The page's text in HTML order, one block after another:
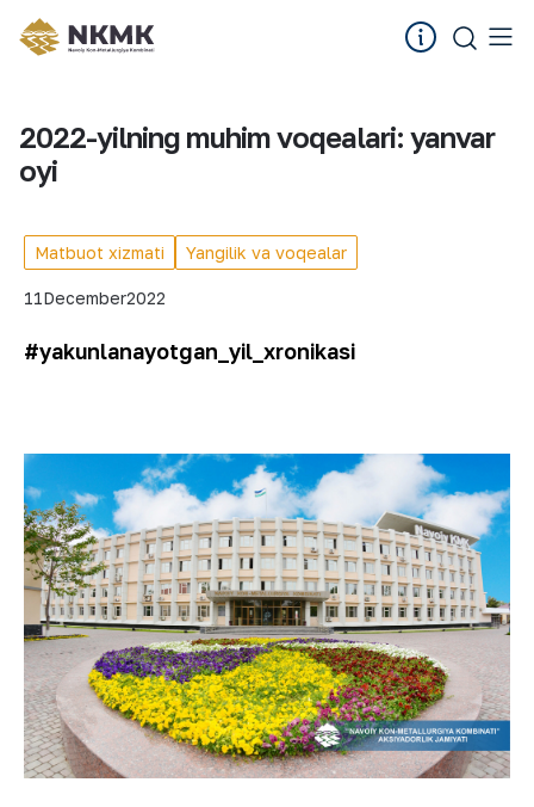
2022-yilning muhim voqealari: yanvar
oyi
Matbuot xizmati Yangilik va voqealar
11December2022
#yakunlanayotgan_yil_xronikasi